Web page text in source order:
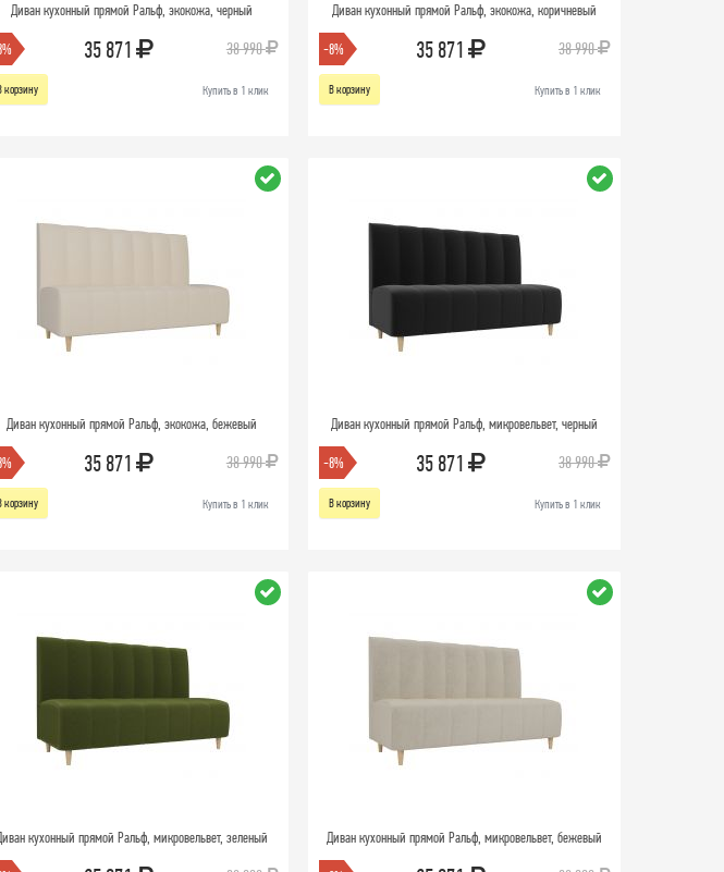
Диван кухонный прямой Ральф, экокожа, черный
35 871 38 990
корзину Купить в 1 клик
Диван кухонный прямой Ральф, экокожа, коричневый
-8% 35 871 38 990
В корзину Купить в 1 клик
Диван кухонный прямой Ральф, экокожа, бежевый
35 871 38 990
корзину Купить в 1 клик
Диван кухонный прямой Ральф, микровельвет, черный
-8% 35 871 38 990
В корзину Купить в 1 клик
кухонный прямой Ральф, микровельвет, зеленый Диван кухонный прямой Ральф, микровельвет, бежевый